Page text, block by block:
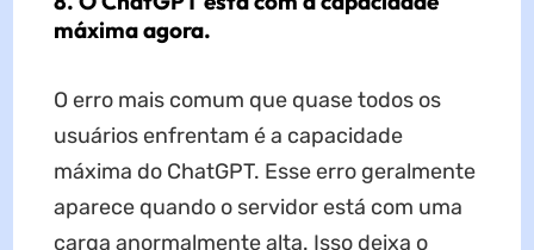
máxima agora.
O erro mais comum que quase todos os
usuários enfrentam é a capacidade
máxima do ChatGPT. Esse erro geralmente
aparece quando o servidor está com uma
carga anormalmente alta. Isso deixa o